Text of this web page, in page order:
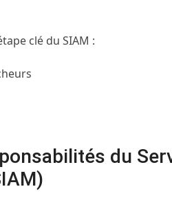
clé du SIAM :
du